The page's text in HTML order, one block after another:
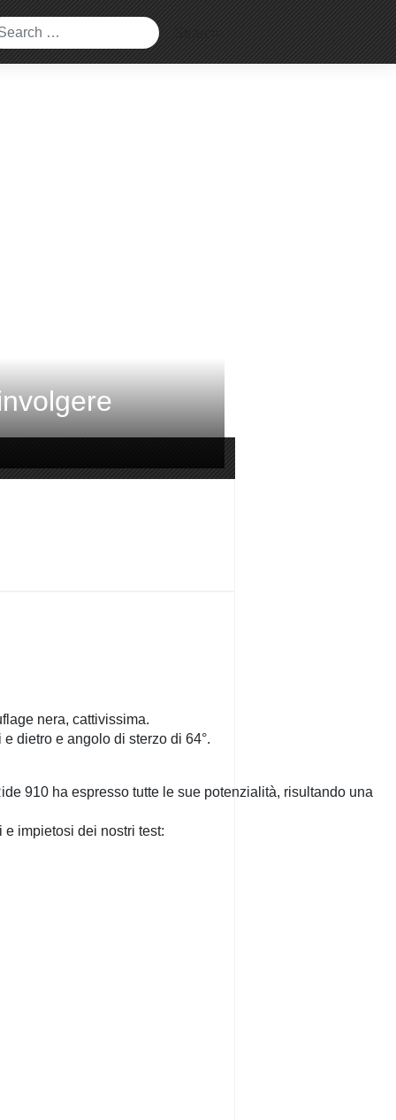
nera, cattivissima.
dietro e angolo di sterzo di 64°.
910 ha espresso tutte le sue potenzialità, risultando una
impietosi dei nostri test: